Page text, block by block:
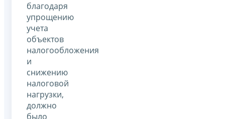
благодаря
упрощению
учета
объектов
налогообложения
и
снижению
налоговой
нагрузки,
должно
было